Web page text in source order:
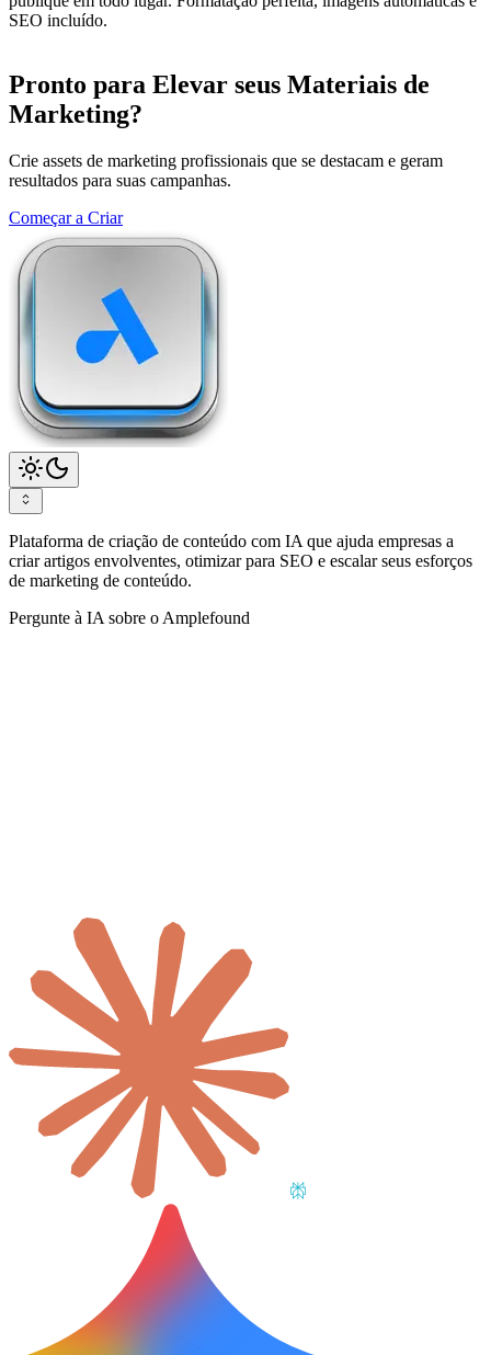
SEO incluído.
Pronto para Elevar seus Materiais de
Marketing?
Crie assets de marketing profissionais que se destacam e geram
resultados para suas campanhas.
Começar a Criar
Plataforma de criação de conteúdo com IA que ajuda empresas a
criar artigos envolventes, otimizar para SEO e escalar seus esforços
de marketing de conteúdo.
Pergunte à IA sobre o Amplefound